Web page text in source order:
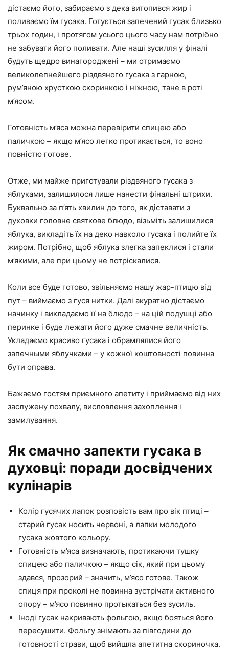
дістаємо його, забираємо з дека витопився жир і
поливаємо їм гусака. Готується запечений гусак близько
трьох годин, і протягом усього цього часу нам потрібно
не забувати його поливати. Але наші зусилля у фіналі
будуть щедро винагороджені – ми отримаємо
великолепнейшего різдвяного гусака з гарною,
рум’яною хрусткою скоринкою і ніжною, тане в роті
м’ясом.
Готовність м’яса можна перевірити спицею або
паличкою – якщо м’ясо легко протикається, то воно
повністю готове.
Отже, ми майже приготували різдвяного гусака з
яблуками, залишилося лише нанести фінальні штрихи.
Буквально за п’ять хвилин до того, як діставати з
духовки головне святкове блюдо, візьміть залишилися
яблука, викладіть їх на деко навколо гусака і полийте їх
жиром. Потрібно, щоб яблука злегка запеклися і стали
м’якими, але при цьому не потріскалися.
Коли все буде готово, звільняємо нашу жар-птицю від
пут – виймаємо з гуся нитки. Далі акуратно дістаємо
начинку і викладаємо її на блюдо – на цій подушці або
перинке і буде лежати його дуже смачне величність.
Укладаємо красиво гусака і обрамлялися його
запечными яблучками – у кожної коштовності повинна
бути оправа.
Бажаємо гостям приємного апетиту і приймаємо від них
заслужену похвалу, висловлення захоплення і
замилування.
Як смачно запекти гусака в
духовці: поради досвідчених
кулінарів
Колір гусячих лапок розповість вам про вік птиці –
старий гусак носить червоні, а лапки молодого
гусака жовтого кольору.
Готовність м’яса визначають, протикаючи тушку
спицею або паличкою – якщо сік, який при цьому
здався, прозорий – значить, м’ясо готове. Також
спиця при проколі не повинна зустрічати активного
опору – м’ясо повинно протыкаться без зусиль.
Іноді гусак накривають фольгою, якщо бояться його
пересушити. Фольгу знімають за півгодини до
готовності страви, щоб вийшла апетитна скориночка.